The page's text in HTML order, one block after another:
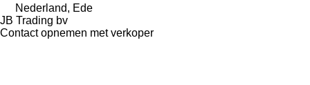
Nederland, Ede
JB Trading bv
Contact opnemen met verkoper